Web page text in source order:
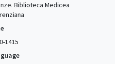
Biblioteca Medicea
1415